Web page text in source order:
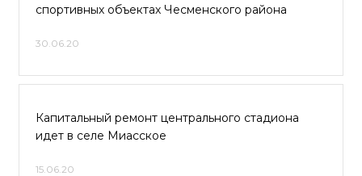
спортивных объектах Чесменского района
30.06.20
Капитальный ремонт центрального стадиона
идет в селе Миасское
15.06.20